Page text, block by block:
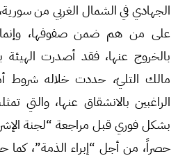
الجهادي في الشمال الغربي من
على من هم ضمن صفوفها، وإنما
بالخروج عنها، فقد أصدرت الهيئة
مالك التليّ، حددت خلاله شروط
الراغبين بالانشقاق عنها، والتي
بشكل فوري قبل مراجعة “لجنة
حصراً، من أجل “إبراء الذمة”،